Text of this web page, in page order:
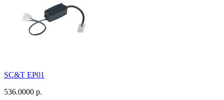
SC&T EP01
536.0000 р.